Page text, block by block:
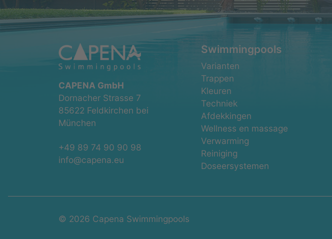
CAPENA GmbH
Dornacher Strasse 7
85622 Feldkirchen bei
München
+49 89 74 90 90 98
info@capena.eu
Swimmingpools
Navigatie
overslaan
Varianten
Trappen
Kleuren
Techniek
Afdekkingen
Wellness en massage
Verwarming
Reiniging
Doseersystemen
© 2026 Capena Swimmingpools